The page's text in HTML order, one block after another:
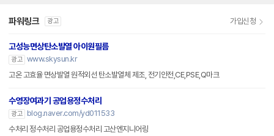
파워링크 광고 가입신청
고성능면상탄소발열 아이원필름
광고 www.skysun.kr
고온 고효율 면상발열 원적외선 탄소발열체 제조, 전기안전,CE,PSE,Q마크
수영장여과기 공업용정수처리
광고
blog.naver.com/yd011533
수처리 정수처리 공업용정수처리 고산엔지니어링